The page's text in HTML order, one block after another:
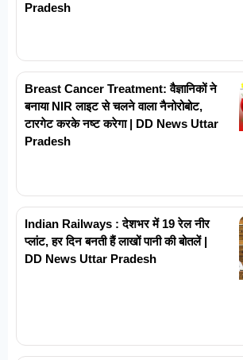
Pradesh
Breast Cancer Treatment: वैज्ञानिकों ने
बनाया NIR लाइट से चलने वाला नैनोरोबोट,
टारगेट करके नष्ट करेगा | DD News Uttar
Pradesh
Indian Railways : देशभर में 19 रेल नीर
प्लांट, हर दिन बनती हैं लाखों पानी की बोतलें |
DD News Uttar Pradesh